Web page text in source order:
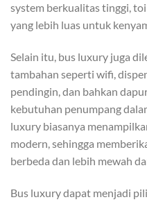
system berkualitas tinggi,
yang lebih luas untuk
Selain itu, bus luxury juga
tambahan seperti wifi,
pendingin, dan bahkan
kebutuhan penumpang
luxury biasanya
modern, sehingga
berbeda dan lebih mewah
Bus luxury dapat menjadi